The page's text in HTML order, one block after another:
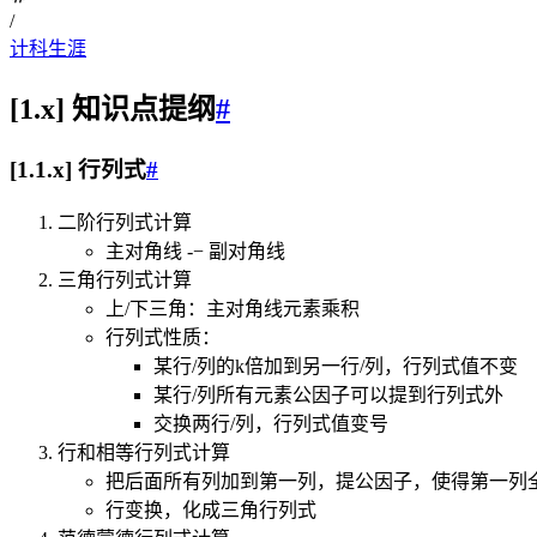
/
计科生涯
[1.x] 知识点提纲#
[1.1.x] 行列式#
二阶行列式计算
主对角线 -− 副对角线
三角行列式计算
上/下三角：主对角线元素乘积
行列式性质：
某行/列的k倍加到另一行/列，行列式值不变
某行/列所有元素公因子可以提到行列式外
交换两行/列，行列式值变号
行和相等行列式计算
把后面所有列加到第一列，提公因子，使得第一列
行变换，化成三角行列式